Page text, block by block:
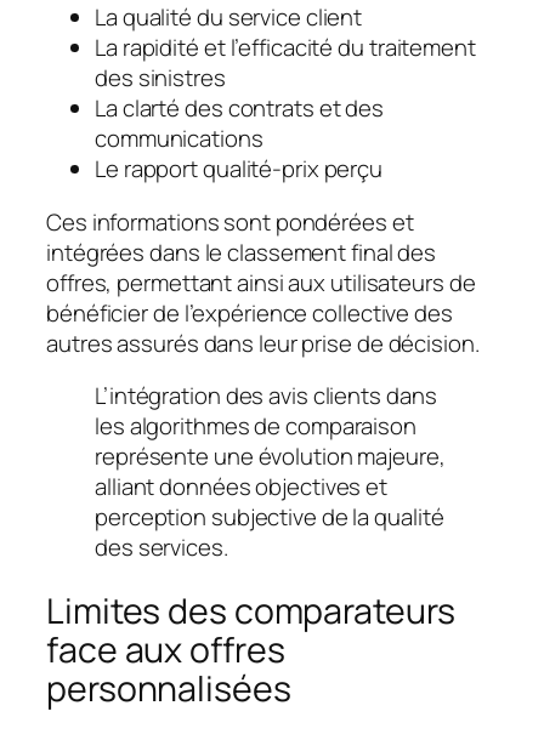
La qualité du service client
La rapidité et l’efficacité du traitement
des sinistres
La clarté des contrats et des
communications
Le rapport qualité-prix perçu
Ces informations sont pondérées et
intégrées dans le classement final des
offres, permettant ainsi aux utilisateurs de
bénéficier de l’expérience collective des
autres assurés dans leur prise de décision.
L’intégration des avis clients dans
les algorithmes de comparaison
représente une évolution majeure,
alliant données objectives et
perception subjective de la qualité
des services.
Limites des comparateurs
face aux offres
personnalisées